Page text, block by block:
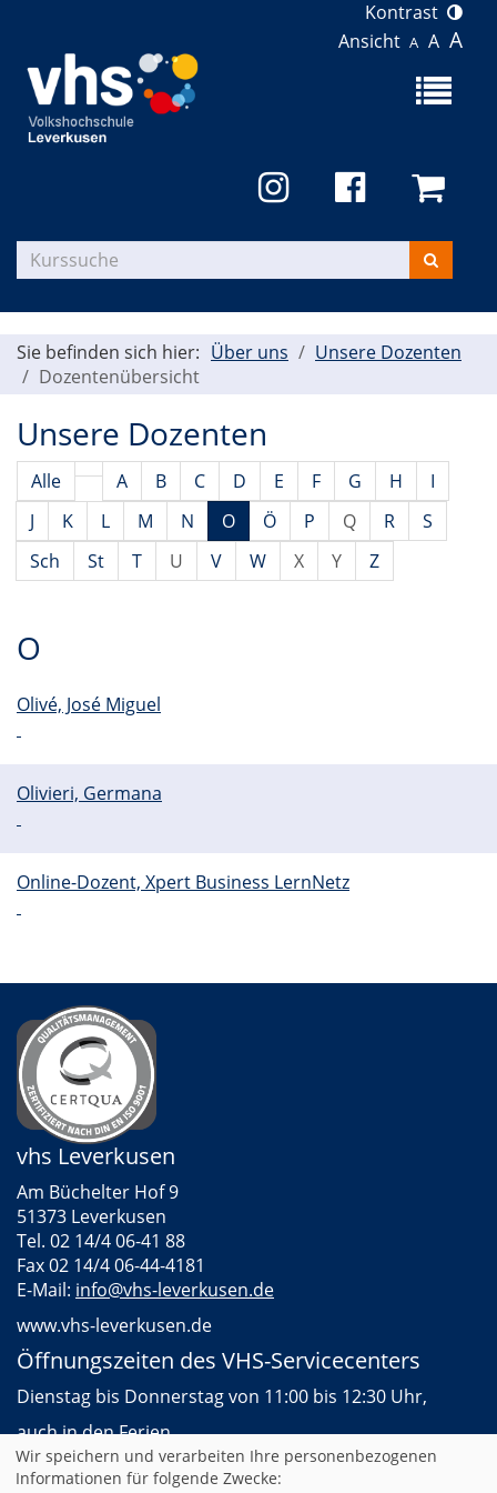
Kontrast
Ansicht A A A
Menü
Kurse
suchen
Sie befinden sich hier: Über uns
Unsere Dozenten
Dozentenübersicht
Unsere Dozenten
Alle A B C D E F G H
I
J
K L M N O Ö P Q R
S
Sch
St T U V W X Y Z
O
Olivé, José Miguel
Olivieri, Germana
Online-Dozent, Xpert Business LernNetz
vhs Leverkusen
Am Büchelter Hof 9
51373 Leverkusen
Tel. 02 14/4 06-41 88
Fax 02 14/4 06-44-4181
E-Mail: info@vhs-leverkusen.de
www.vhs-leverkusen.de
Öffnungszeiten des VHS-Servicecenters
Dienstag bis Donnerstag von 11:00 bis 12:30 Uhr,
auch in den Ferien
Wir speichern und verarbeiten Ihre personenbezogenen
Informationen für folgende Zwecke: